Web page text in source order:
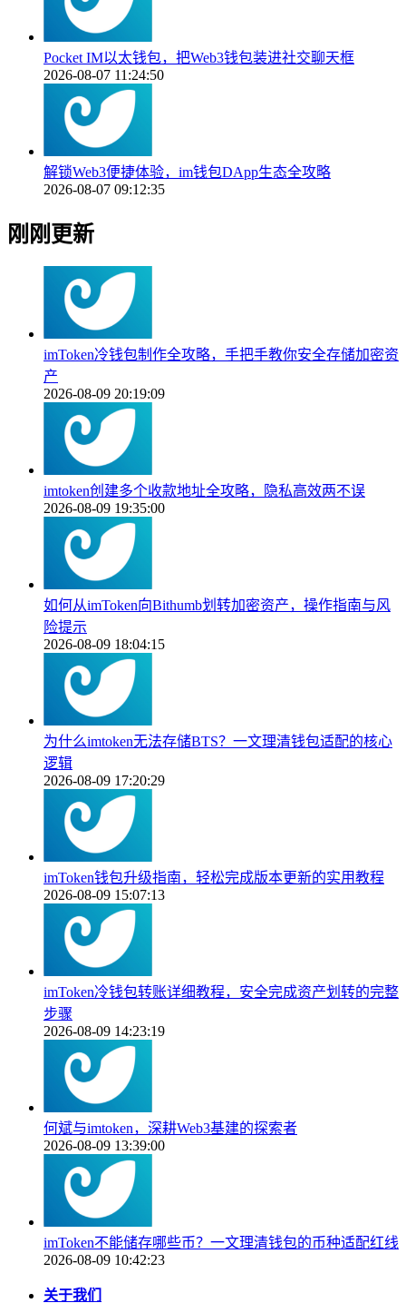
Pocket IM以太钱包，把Web3钱包装进社交聊天框
2026-08-07 11:24:50
解锁Web3便捷体验，im钱包DApp生态全攻略
2026-08-07 09:12:35
刚刚更新
imToken冷钱包制作全攻略，手把手教你安全存储加密资
产
2026-08-09 20:19:09
imtoken创建多个收款地址全攻略，隐私高效两不误
2026-08-09 19:35:00
如何从imToken向Bithumb划转加密资产，操作指南与风
险提示
2026-08-09 18:04:15
为什么imtoken无法存储BTS？一文理清钱包适配的核心
逻辑
2026-08-09 17:20:29
imToken钱包升级指南，轻松完成版本更新的实用教程
2026-08-09 15:07:13
imToken冷钱包转账详细教程，安全完成资产划转的完整
步骤
2026-08-09 14:23:19
何斌与imtoken，深耕Web3基建的探索者
2026-08-09 13:39:00
imToken不能储存哪些币？一文理清钱包的币种适配红线
2026-08-09 10:42:23
关于我们